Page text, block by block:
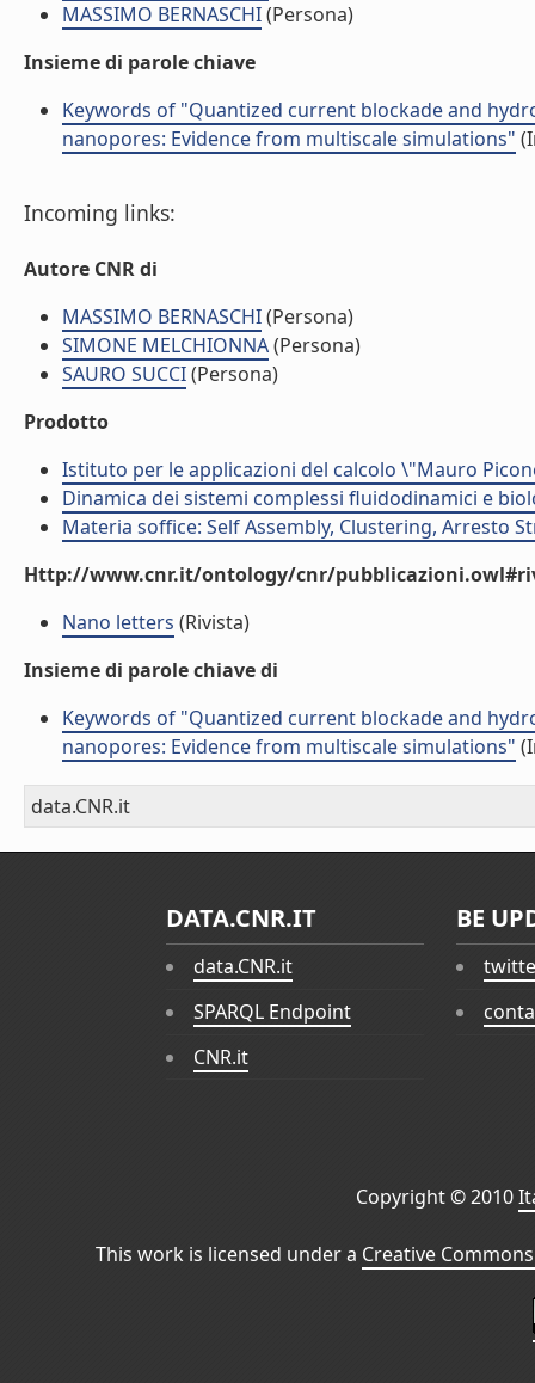
MASSIMO BERNASCHI(Persona)
Insieme di parole chiave
Keywords of "Quantized current blockade and
nanopores: Evidence from multiscale simulations"
Incoming links:
Autore CNR di
MASSIMO BERNASCHI(Persona)
SIMONE MELCHIONNA(Persona)
SAURO SUCCI(Persona)
Prodotto
Istituto per le applicazioni del calcolo \"Mauro
Dinamica dei sistemi complessi fluidodinamici e
Materia soffice: Self Assembly, Clustering, Arresto
Http://www.cnr.it/ontology/cnr/
Nano letters (Rivista)
Insieme di parole chiave di
Keywords of "Quantized current blockade and
nanopores: Evidence from multiscale simulations"
data.CNR.it
DATA.CNR.IT
data.CNR.it
SPARQL Endpoint
CNR.it
BE
Copyright © 2010
This work is licensed under a Creative